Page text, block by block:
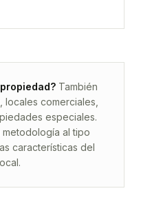
También
locales comerciales,
especiales.
al tipo
características del